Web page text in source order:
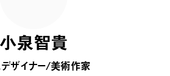
小泉智貴
デザイナー/美術作家